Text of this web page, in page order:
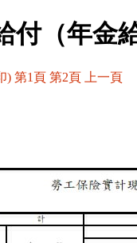
付（年金
) 第1頁 第2頁 上一頁